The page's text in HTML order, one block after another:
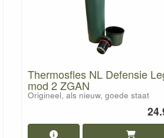
Thermosfles NL Defensie
mod 2 ZGAN
Origineel, als nieuw, goede staat